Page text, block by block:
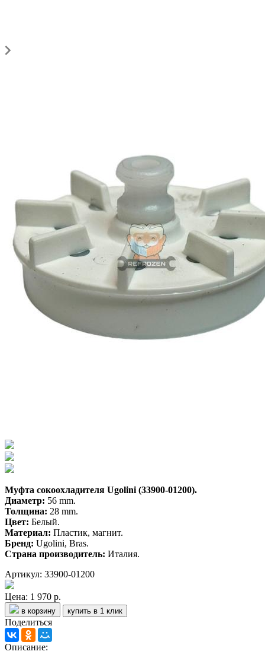
Муфта сокоохладителя Ugolini (33900-01200).
Диаметр: 56 mm.
Толщина: 28 mm.
Цвет: Белый.
Материал: Пластик, магнит.
Бренд: Ugolini, Bras.
Страна производитель: Италия.
Артикул: 33900-01200
Цена: 1 970 р.
в корзину купить в 1 клик
Поделиться
Описание: